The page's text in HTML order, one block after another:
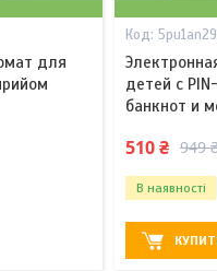
для
детей с
банкнот и
510 ₴ 949
В наявності